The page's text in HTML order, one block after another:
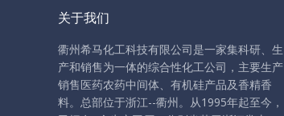
关于我们
衢州希马化工科技有限公司是一家集科研、生
产和销售为一体的综合性化工公司，主要生产
销售医药农药中间体、有机硅产品及香精香
料。 总部位于浙江--衢州。从1995年起至今，